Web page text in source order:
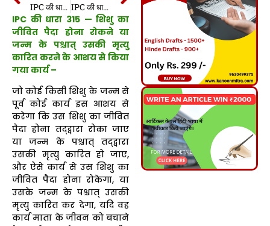
IPC की धारा 314 | धारा 314 भारतीय दण्ड संहिता | IPC Section 314 In Hindi IPC की धारा 316 | धारा 316 भारतीय दण्ड संहिता | IPC Section 316 In Hindi
IPC की धारा 315 — शिशु का
जीवित पैदा होना रोकने या
जन्म के पश्चात् उसकी मृत्यु
कारित करने के आशय से किया
गया कार्य –
जो कोई किसी शिशु के जन्म से
पूर्व कोई कार्य इस आशय से
करेगा कि उस शिशु का जीवित
पैदा होना तद्द्वारा रोका जाए
या जन्म के पश्चात् तद्द्वारा
उसकी मृत्यु कारित हो जाए,
और ऐसे कार्य से उस शिशु का
जीवित पैदा होना रोकेगा, या
उसके जन्म के पश्चात् उसकी
मृत्यु कारित कर देगा, यदि वह
कार्य माता के जीवन को बचाने